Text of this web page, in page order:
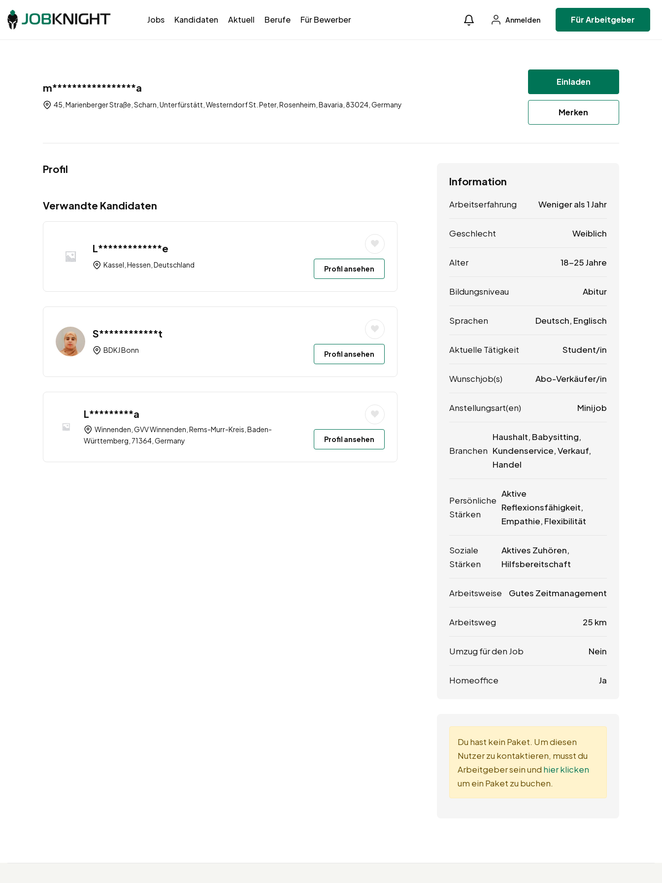
Jobs Kandidaten Aktuell Berufe Für Bewerber Anmelden Für Arbeitgeber
m*****************a
45, Marienberger Straße, Scharn, Unterfürstätt, Westerndorf St. Peter, Rosenheim, Bavaria, 83024, Germany
Einladen
Merken
Profil
Verwandte Kandidaten
L*************e
Kassel, Hessen, Deutschland Profil ansehen
S************t
BDKJ Bonn Profil ansehen
L*********a
Winnenden, GVV Winnenden, Rems-Murr-Kreis, Baden-
Württemberg, 71364, Germany
Profil ansehen
Information
Arbeitserfahrung Weniger als 1 Jahr
Geschlecht Weiblich
Alter 18-25 Jahre
Bildungsniveau Abitur
Sprachen Deutsch, Englisch
Aktuelle Tätigkeit Student/in
Wunschjob(s) Abo-Verkäufer/in
Anstellungsart(en) Minijob
Branchen
Haushalt, Babysitting,
Kundenservice, Verkauf,
Handel
Persönliche
Stärken
Aktive
Reflexionsfähigkeit,
Empathie, Flexibilität
Soziale
Stärken
Aktives Zuhören,
Hilfsbereitschaft
Arbeitsweise Gutes Zeitmanagement
Arbeitsweg 25 km
Umzug für den Job Nein
Homeoffice Ja
Du hast kein Paket. Um diesen
Nutzer zu kontaktieren, musst du
Arbeitgeber sein und hier klicken
um ein Paket zu buchen.